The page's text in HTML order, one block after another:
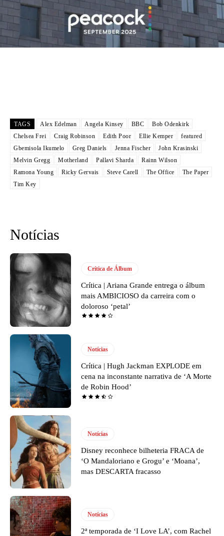
TAGS Alex Edelman Angela Kinsey BBC
Bob Odenkirk
Chelsea Frei
Craig Robinson Edith Poor Ellie Kemper
featured
Gbemisola Ikumelo
Greg Daniels Jenna Fischer
John Krasinski
Melvin Gregg
Motherland Pallavi Sharda
Rainn Wilson
Ramona Young
Ricky Gervais Steve Carell The Office
The Paper
Tim Key
Notícias
Crítica de Álbum
Crítica | Ariana Grande entrega o álbum
mais AMBICIOSO da carreira com o
doloroso ‘petal’
Notícias
Crítica | Hugh Jackman EXPLODE em
cena na inconstante narrativa de ‘A Morte
de Robin Hood’
Notícias
Disney reconhece bilheteria FRACA de
‘O Mandaloriano e Grogu’ e ‘Moana’,
mas DESCARTA fracasso
Notícias
2ª temporada de ‘I Love LA’, com Rachel